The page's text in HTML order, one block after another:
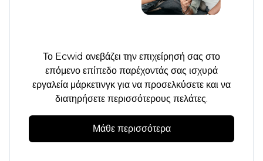
Το Ecwid ανεβάζει την επιχείρησή σας στο
επόμενο επίπεδο παρέχοντάς σας ισχυρά
εργαλεία μάρκετινγκ για να προσελκύσετε και να
διατηρήσετε περισσότερους πελάτες.
Μάθε περισσότερα